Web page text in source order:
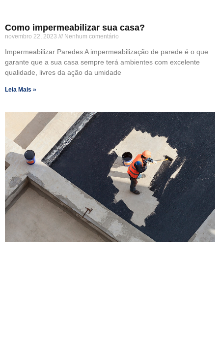
Como impermeabilizar sua casa?
novembro 22, 2023 Nenhum comentário
Impermeabilizar Paredes A impermeabilização de parede é o que
garante que a sua casa sempre terá ambientes com excelente
qualidade, livres da ação da umidade
Leia Mais »